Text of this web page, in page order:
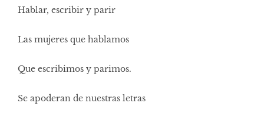
Hablar, escribir y parir
Las mujeres que hablamos
Que escribimos y parimos.
Se apoderan de nuestras letras